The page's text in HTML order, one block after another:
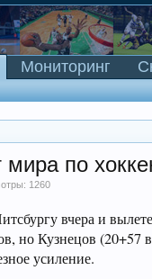
мира по
1260
вчера и
но Кузнецов (20+57
усиление.
Мониторинг